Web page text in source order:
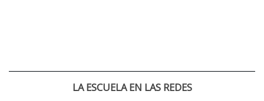
LA ESCUELA EN LAS REDES